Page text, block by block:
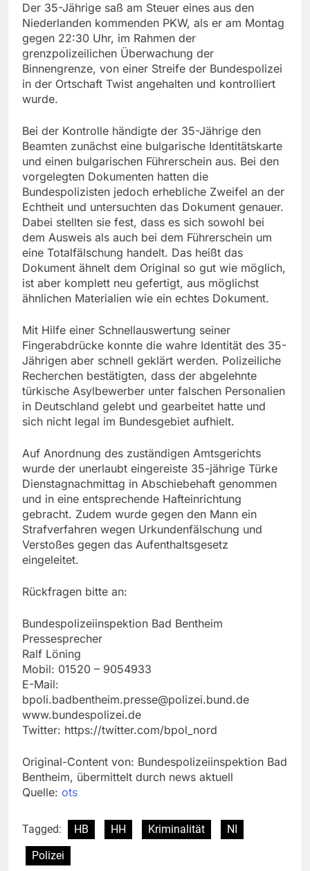
Der 35-Jährige saß am Steuer eines aus den
Niederlanden kommenden PKW, als er am Montag
gegen 22:30 Uhr, im Rahmen der
grenzpolizeilichen Überwachung der
Binnengrenze, von einer Streife der Bundespolizei
in der Ortschaft Twist angehalten und kontrolliert
wurde.
Bei der Kontrolle händigte der 35-Jährige den
Beamten zunächst eine bulgarische Identitätskarte
und einen bulgarischen Führerschein aus. Bei den
vorgelegten Dokumenten hatten die
Bundespolizisten jedoch erhebliche Zweifel an der
Echtheit und untersuchten das Dokument genauer.
Dabei stellten sie fest, dass es sich sowohl bei
dem Ausweis als auch bei dem Führerschein um
eine Totalfälschung handelt. Das heißt das
Dokument ähnelt dem Original so gut wie möglich,
ist aber komplett neu gefertigt, aus möglichst
ähnlichen Materialien wie ein echtes Dokument.
Mit Hilfe einer Schnellauswertung seiner
Fingerabdrücke konnte die wahre Identität des 35-
Jährigen aber schnell geklärt werden. Polizeiliche
Recherchen bestätigten, dass der abgelehnte
türkische Asylbewerber unter falschen Personalien
in Deutschland gelebt und gearbeitet hatte und
sich nicht legal im Bundesgebiet aufhielt.
Auf Anordnung des zuständigen Amtsgerichts
wurde der unerlaubt eingereiste 35-jährige Türke
Dienstagnachmittag in Abschiebehaft genommen
und in eine entsprechende Hafteinrichtung
gebracht. Zudem wurde gegen den Mann ein
Strafverfahren wegen Urkundenfälschung und
Verstoßes gegen das Aufenthaltsgesetz
eingeleitet.
Rückfragen bitte an:
Bundespolizeiinspektion Bad Bentheim
Pressesprecher
Ralf Löning
Mobil: 01520 – 9054933
E-Mail:
bpoli.badbentheim.presse@polizei.bund.de
www.bundespolizei.de
Twitter: https://twitter.com/bpol_nord
Original-Content von: Bundespolizeiinspektion Bad
Bentheim, übermittelt durch news aktuell
Quelle: ots
Tagged: HB HH Kriminalität
NI
Polizei